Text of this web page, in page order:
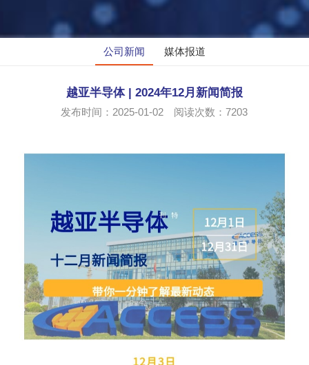
公司新闻 媒体报道
越亚半导体 | 2024年12月新闻简报
发布时间：2025-01-02 阅读次数：7203